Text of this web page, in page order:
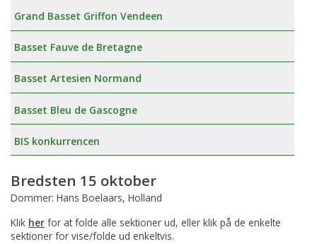
Grand Basset Griffon Vendeen
Basset Fauve de Bretagne
Basset Artesien Normand
Basset Bleu de Gascogne
BIS konkurrencen
Bredsten 15 oktober
Dommer: Hans Boelaars, Holland
Klik her for at folde alle sektioner ud, eller klik på de enkelte
sektioner for vise/folde ud enkeltvis.